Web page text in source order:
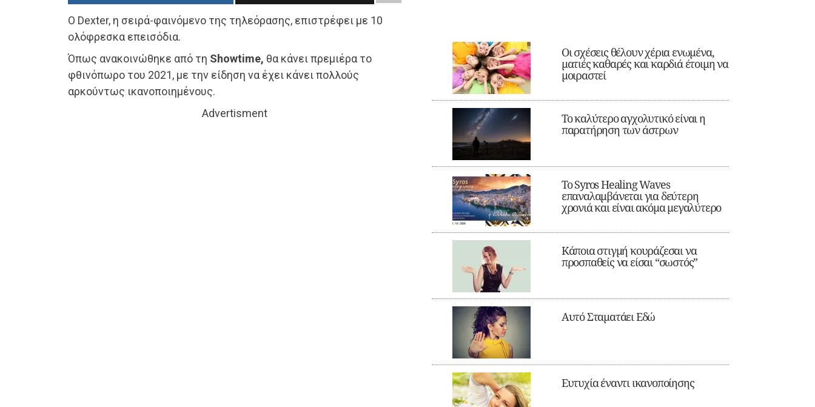
Ο Dexter, η σειρά-φαινόμενο της τηλεόρασης, επιστρέφει με 10
ολόφρεσκα επεισόδια.
Όπως ανακοινώθηκε από τη Showtime, θα κάνει πρεμιέρα το
φθινόπωρο του 2021, με την είδηση να έχει κάνει πολλούς
αρκούντως ικανοποιημένους.
Advertisment
Οι σχέσεις θέλουν χέρια ενωμένα,
ματιές καθαρές και καρδιά έτοιμη να
μοιραστεί
Το καλύτερο αγχολυτικό είναι η
παρατήρηση των άστρων
Το Syros Healing Waves
επαναλαμβάνεται για δεύτερη
χρονιά και είναι ακόμα μεγαλύτερο
Κάποια στιγμή κουράζεσαι να
προσπαθείς να είσαι “σωστός”
Αυτό Σταματάει Εδώ
Ευτυχία έναντι ικανοποίησης